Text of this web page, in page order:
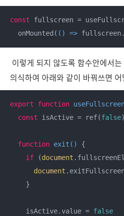
const fullscreen =
  onMounted(
() =>
이렇게 되지 않도록 함수안에서
의식하여 아래와 같이 바꿔쓰면 어
export function
const isActive = ref(false)
function exit ( ) {
if (document
document
    }
    isActive.value =
false